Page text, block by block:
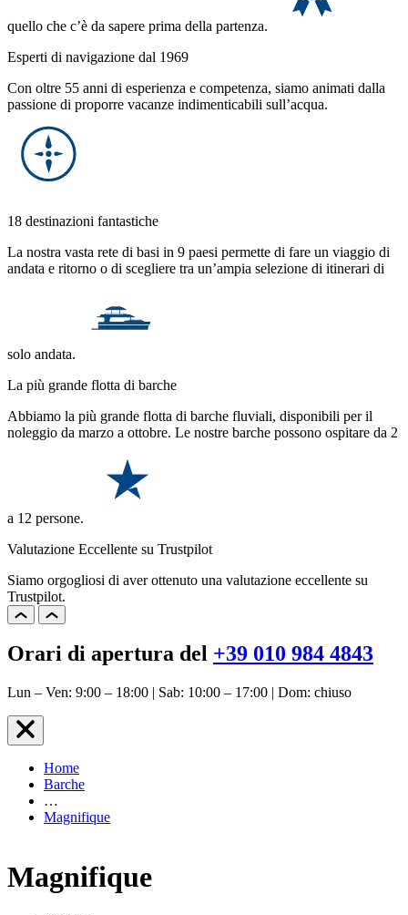
quello che c’è da sapere prima della partenza.
Esperti di navigazione dal 1969
Con oltre 55 anni di esperienza e competenza, siamo animati dalla
passione di proporre vacanze indimenticabili sull’acqua.
18 destinazioni fantastiche
La nostra vasta rete di basi in 9 paesi permette di fare un viaggio di
andata e ritorno o di scegliere tra un’ampia selezione di itinerari di
solo andata.
La più grande flotta di barche
Abbiamo la più grande flotta di barche fluviali, disponibili per il
noleggio da marzo a ottobre. Le nostre barche possono ospitare da 2
a 12 persone.
Valutazione Eccellente su Trustpilot
Siamo orgogliosi di aver ottenuto una valutazione eccellente su
Trustpilot.
Orari di apertura del +39 010 984 4843
Lun – Ven: 9:00 – 18:00 | Sab: 10:00 – 17:00 | Dom: chiuso
Home
Barche
…
Magnifique
Magnifique